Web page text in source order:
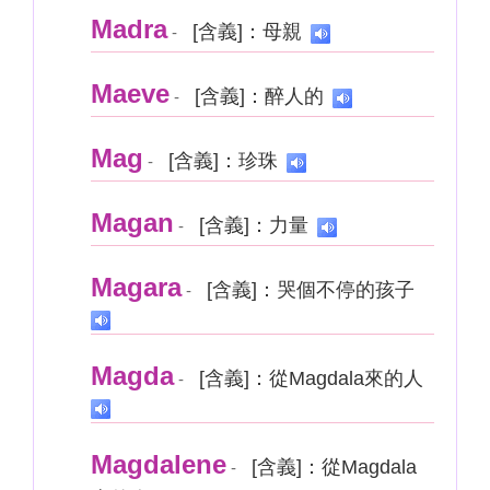
Madra- [含義]：母親
Maeve - [含義]：醉人的
Mag - [含義]：珍珠
Magan - [含義]：力量
Magara- [含義]：哭個不停的孩子
Magda- [含義]：從Magdala來的人
Magdalene -
[含義]：從Magdala